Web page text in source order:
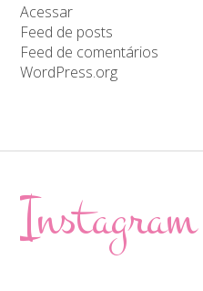
Acessar
Feed de posts
Feed de comentários
WordPress.org
Instagram